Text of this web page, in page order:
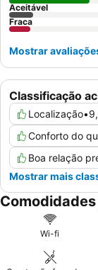
Classificação
Localização•
Conforto do
Boa relação
Mostrar mais
Aceitável
Fraca
Mostrar
Wi-fi